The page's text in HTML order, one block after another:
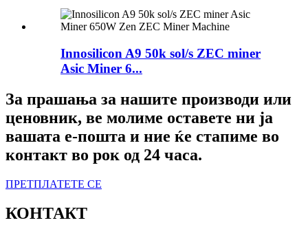
Innosilicon A9 50k sol/s ZEC miner
Asic Miner 6...
За прашања за нашите производи или
ценовник, ве молиме оставете ни ја
вашата е-пошта и ние ќе стапиме во
контакт во рок од 24 часа.
ПРЕТПЛАТЕТЕ СЕ
КОНТАКТ